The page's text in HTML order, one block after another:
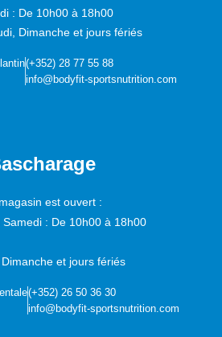
: De 10h00 à 18h00
Dimanche et jours fériés
(+352) 28 77 55 88
info@bodyfit-sportsnutrition.com
est ouvert :
Samedi : De 10h00 à 18h00
et jours fériés
(+352) 26 50 36 30
info@bodyfit-sportsnutrition.com